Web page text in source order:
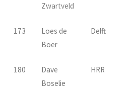
Zwartveld
173
Loes de
Boer
Delft
180
Dave
Boselie
HRR